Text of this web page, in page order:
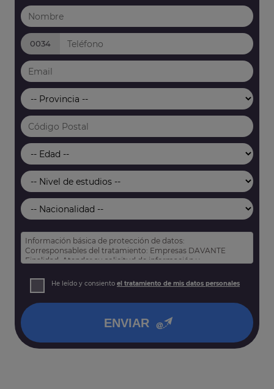
0034
Información básica de protección de datos:
Corresponsables del tratamiento: Empresas DAVANTE
Finalidad: Atender su solicitud de información y
Derechos: Puede acceder, rectificar y suprimir sus datos,
así como otros derechos tal y como se explica en nuestra
He leído y consiento el tratamiento de mis datos personales
ENVIAR